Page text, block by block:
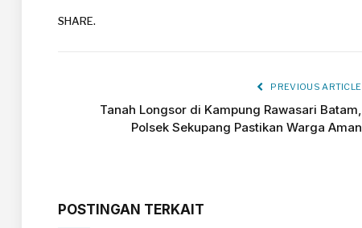
SHARE.
PREVIOUS ARTICLE
Tanah Longsor di Kampung Rawasari Batam,
Polsek Sekupang Pastikan Warga Aman
POSTINGAN TERKAIT